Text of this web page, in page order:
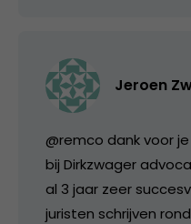
Jeroen
@remco dank voor
bij Dirkzwager
al 3 jaar zeer
juristen schrijven